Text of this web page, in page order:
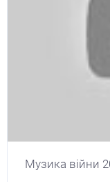
Музика війни